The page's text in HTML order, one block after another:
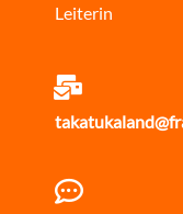
Leiterin